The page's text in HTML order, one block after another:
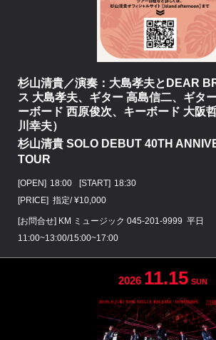
杉山清貴／演奏：大島孝夫とDEAR
ス 大島孝夫、ギター 高島信二、ギタ
ーボード 西原俊次、キーボード 大阪
川幸夫）
杉山清貴 SOLO DEBUT 40TH
TOUR
[OPEN] 18:00 [START] 18:30
[PRICE] 指定/ ¥10,000
[お問合せ] KM ミュージック 045-201-9999 平日
11:00~13:00/15:00~17:00
2026 11.15 SUN